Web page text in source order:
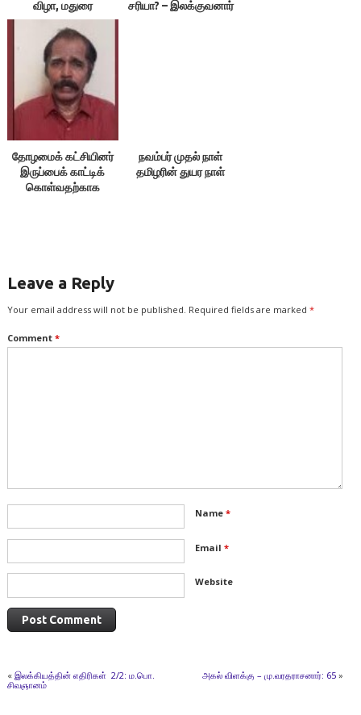
விழா, மதுரை
சரியா? – இலக்குவனார்
தோழமைக் கட்சியினர்
இருப்பைக் காட்டிக்
கொள்வதற்காக
நவம்பர் முதல் நாள்
தமிழரின் துயர நாள்
Leave a Reply
Your email address will not be published. Required fields are marked *
Comment *
Name *
Email *
Website
« இலக்கியத்தின் எதிரிகள் 2/2: ம.பொ.
சிவஞானம்
அகல் விளக்கு – மு.வரதராசனார்: 65 »